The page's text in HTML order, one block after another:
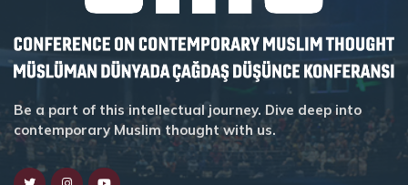
Be a part of this intellectual journey. Dive deep into
contemporary Muslim thought with us.